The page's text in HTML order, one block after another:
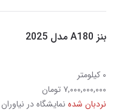
بنز A180 مدل 2025
۰ کیلومتر
۷,۰۰۰,۰۰۰,۰۰۰ تومان
نردبان شده نمایشگاه در نیاوران